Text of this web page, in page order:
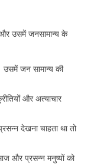
और उसमें जनसामान्य के
उसमें जन सामान्य की
और अत्याचार
देखना चाहता था तो
और प्रसन्न मनुष्यों को